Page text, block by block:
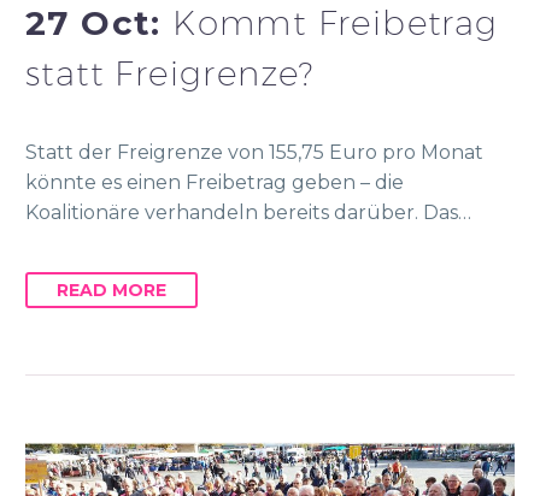
27 Oct: Kommt Freibetrag
statt Freigrenze?
Statt der Freigrenze von 155,75 Euro pro Monat
könnte es einen Freibetrag geben – die
Koalitionäre verhandeln bereits darüber. Das…
READ MORE